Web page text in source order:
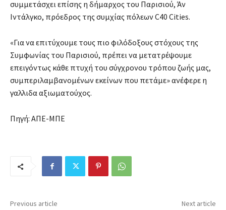
συμμετάσχει επίσης η δήμαρχος του Παρισιού, Άν
Ιντάλγκο, πρόεδρος της συμχίας πόλεων C40 Cities.
«Για να επιτύχουμε τους πιο φιλόδοξους στόχους της
Συμφωνίας του Παρισιού, πρέπει να μετατρέψουμε
επειγόντως κάθε πτυχή του σύγχρονου τρόπου ζωής μας,
συμπεριλαμβανομένων εκείνων που πετάμε» ανέφερε η
γαλλιδα αξιωματούχος.
Πηγή: ΑΠΕ-ΜΠΕ
Previous article Next article